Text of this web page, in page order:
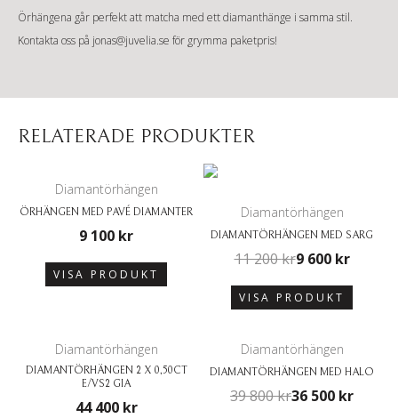
Örhängena går perfekt att matcha med ettdiamanthänge i samma stil.
Kontakta oss på jonas@juvelia.se för grymma paketpris!
RELATERADE PRODUKTER
Diamantörhängen
ÖRHÄNGEN MED PAVÉ DIAMANTER
9 100 kr
VISA PRODUKT
Diamantörhängen
DIAMANTÖRHÄNGEN MED SARG
11 200kr9 600 kr
VISA PRODUKT
Diamantörhängen
DIAMANTÖRHÄNGEN 2 X 0,50CT
E/VS2 GIA
44 400 kr
Diamantörhängen
DIAMANTÖRHÄNGEN MED HALO
39 800kr36 500 kr